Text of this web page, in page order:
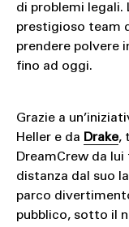
di problemi legali.
prestigioso team
prendere polvere
fino ad oggi.
Grazie a
Heller e da Drake,
DreamCrew da lui
distanza dal suo
parco
pubblico, sotto il